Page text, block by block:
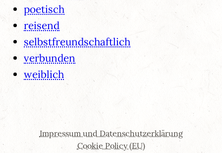
poetisch
reisend
selbstfreundschaftlich
verbunden
weiblich
Impressum und Datenschutzerklärung
Cookie Policy (EU)